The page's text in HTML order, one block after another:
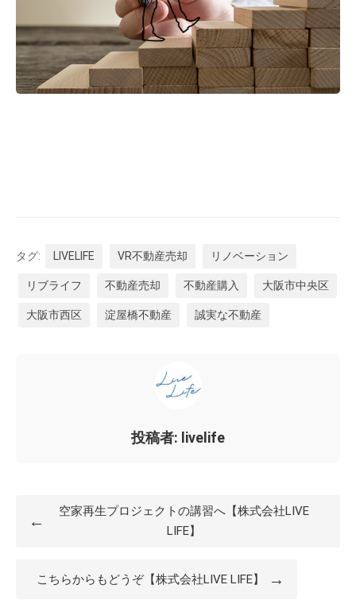
タグ: LIVELIFE VR不動産売却 リノベーション
リブライフ 不動産売却 不動産購入 大阪市中央区
大阪市西区 淀屋橋不動産 誠実な不動産
投稿者: livelife
←
空家再生プロジェクトの講習へ【株式会社LIVE
LIFE】
こちらからもどうぞ【株式会社LIVE LIFE】 →